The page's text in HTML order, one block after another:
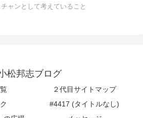
ャンとして考えていること
松邦志ブログ
２代目サイトマップ
#4417 (タイトルなし)